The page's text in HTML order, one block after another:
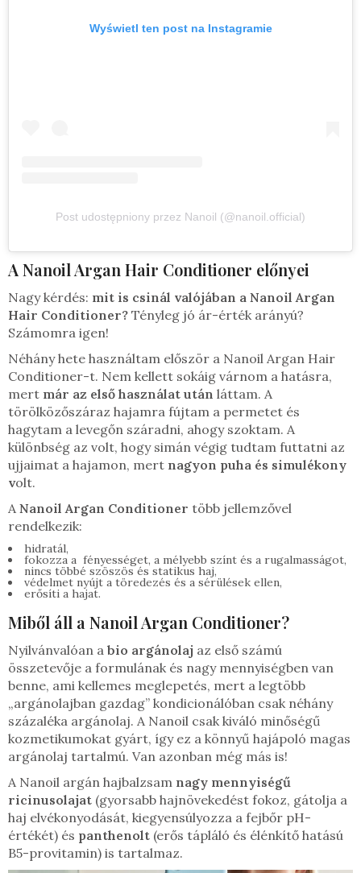
Wyświetl ten post na Instagramie
Post udostępniony przez Nanoil (@nanoil.official)
A Nanoil Argan Hair Conditioner előnyei
Nagy kérdés: mit is csinál valójában a Nanoil Argan
Hair Conditioner? Tényleg jó ár-érték arányú?
Számomra igen!
Néhány hete használtam először a Nanoil Argan Hair
Conditioner-t. Nem kellett sokáig várnom a hatásra,
mert már az első használat után láttam. A
törölközőszáraz hajamra fújtam a permetet és
hagytam a levegőn száradni, ahogy szoktam. A
különbség az volt, hogy simán végig tudtam futtatni az
ujjaimat a hajamon, mert nagyon puha és simulékony
volt.
A Nanoil Argan Conditioner több jellemzővel
rendelkezik:
hidratál,
fokozza a fényességet, a mélyebb színt és a rugalmasságot,
nincs többé szöszös és statikus haj,
védelmet nyújt a töredezés és a sérülések ellen,
erősíti a hajat.
Miből áll a Nanoil Argan Conditioner?
Nyilvánvalóan a bio argánolaj az első számú
összetevője a formulának és nagy mennyiségben van
benne, ami kellemes meglepetés, mert a legtöbb
„argánolajban gazdag” kondicionálóban csak néhány
százaléka argánolaj. A Nanoil csak kiváló minőségű
kozmetikumokat gyárt, így ez a könnyű hajápoló magas
argánolaj tartalmú. Van azonban még más is!
A Nanoil argán hajbalzsam nagy mennyiségű
ricinusolajat (gyorsabb hajnövekedést fokoz, gátolja a
haj elvékonyodását, kiegyensúlyozza a fejbőr pH-
értékét) és panthenolt (erős tápláló és élénkítő hatású
B5-provitamin) is tartalmaz.